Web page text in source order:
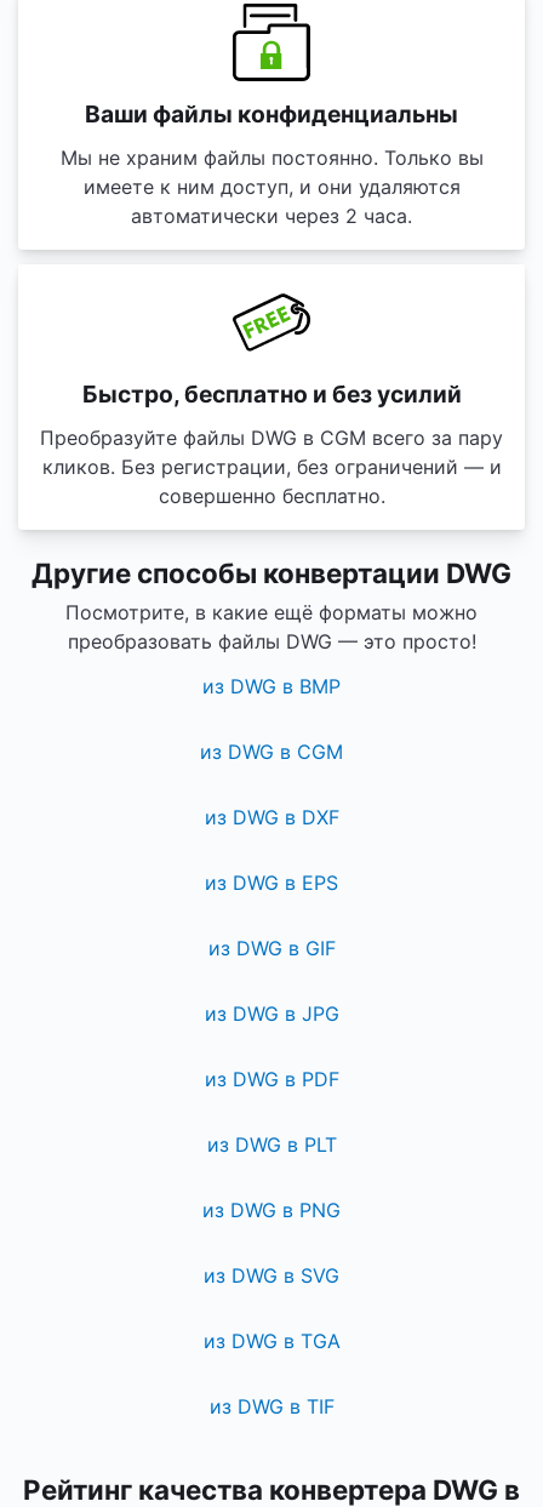
Ваши файлы конфиденциальны
Мы не храним файлы постоянно. Только вы
имеете к ним доступ, и они удаляются
автоматически через 2 часа.
Быстро, бесплатно и без усилий
Преобразуйте файлы DWG в CGM всего за пару
кликов. Без регистрации, без ограничений — и
совершенно бесплатно.
Другие способы конвертации DWG
Посмотрите, в какие ещё форматы можно
преобразовать файлы DWG — это просто!
из DWG в BMP
из DWG в CGM
из DWG в DXF
из DWG в EPS
из DWG в GIF
из DWG в JPG
из DWG в PDF
из DWG в PLT
из DWG в PNG
из DWG в SVG
из DWG в TGA
из DWG в TIF
Рейтинг качества конвертера DWG в